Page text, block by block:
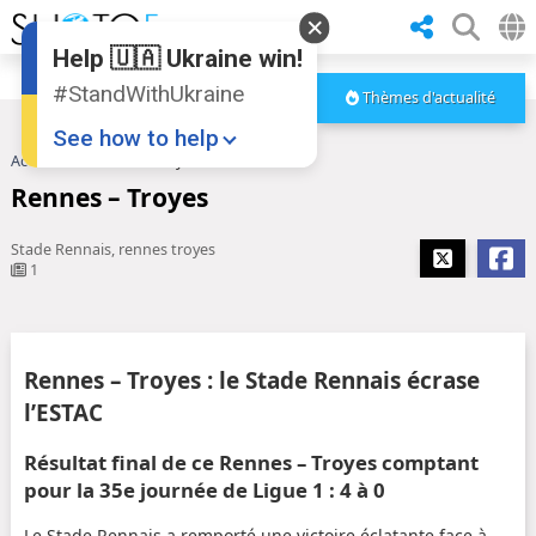
Thèmes d'actualité
Accueil
Rennes – Troyes
Stade Rennais, rennes troyes
1
Rennes – Troyes : le Stade Rennais écrase
l’ESTAC
Résultat final de ce Rennes – Troyes comptant
pour la 35e journée de Ligue 1 : 4 à 0
Help 🇺🇦 Ukraine win!
#StandWithUkraine
See how to help
Support Ukraine
Share this widget
📌